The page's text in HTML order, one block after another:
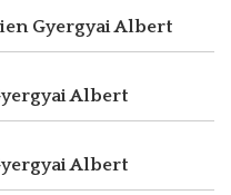
Gyergyai Albert
Albert
Albert